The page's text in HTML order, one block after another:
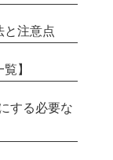
と注意点
】
する必要な